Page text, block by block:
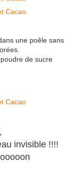
une poêle sans
de sucre
invisible !!!!